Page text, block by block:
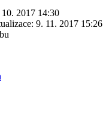
10. 2017 14:30
9. 11. 2017 15:26